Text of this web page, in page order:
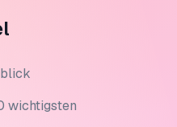
wichtigsten